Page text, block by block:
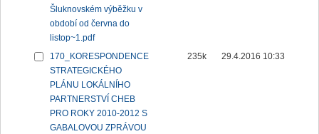
Šluknovském výběžku v
období od června do
listop~1.pdf
170_KORESPONDENCE
STRATEGICKÉHO
PLÁNU LOKÁLNÍHO
PARTNERSTVÍ CHEB
PRO ROKY 2010-2012 S
GABALOVOU ZPRÁVOU
235k 29.4.2016 10:33